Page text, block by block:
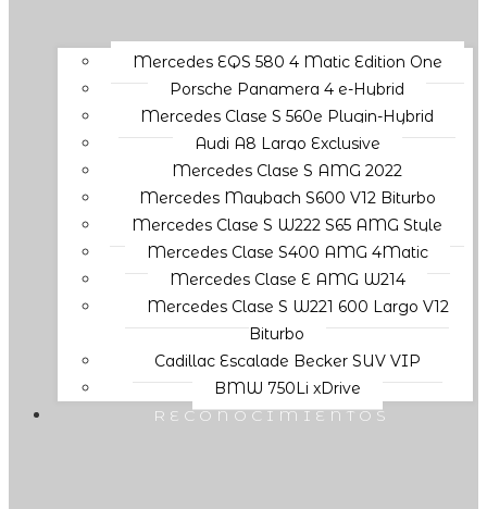
Mercedes EQS 580 4 Matic Edition One
Porsche Panamera 4 e-Hybrid
Mercedes Clase S 560e Plugin-Hybrid
Audi A8 Largo Exclusive
Mercedes Clase S AMG 2022
Mercedes Maybach S600 V12 Biturbo
Mercedes Clase S W222 S65 AMG Style
Mercedes Clase S400 AMG 4Matic
Mercedes Clase E AMG W214
Mercedes Clase S W221 600 Largo V12
Biturbo
Cadillac Escalade Becker SUV VIP
BMW 750Li xDrive
RECONOCIMIENTOS